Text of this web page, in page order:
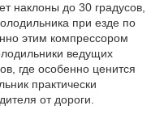
наклоны до 30 градусов,
при езде по
этим компрессором
ведущих
где особенно ценится
практически
от дороги.